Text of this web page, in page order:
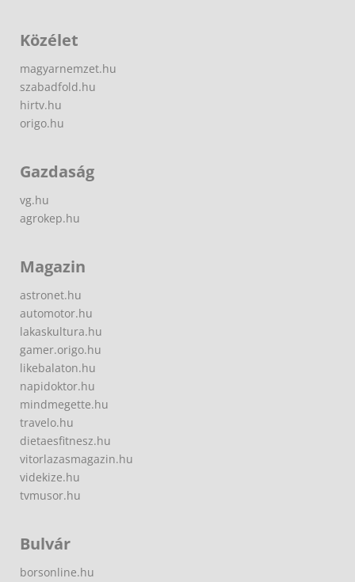
Közélet
magyarnemzet.hu
szabadfold.hu
hirtv.hu
origo.hu
Gazdaság
vg.hu
agrokep.hu
Magazin
astronet.hu
automotor.hu
lakaskultura.hu
gamer.origo.hu
likebalaton.hu
napidoktor.hu
mindmegette.hu
travelo.hu
dietaesfitnesz.hu
vitorlazasmagazin.hu
videkize.hu
tvmusor.hu
Bulvár
borsonline.hu